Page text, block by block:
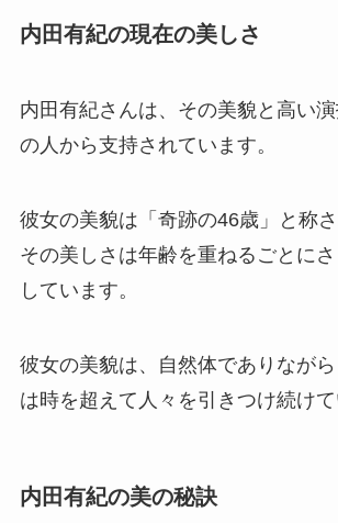
内田有紀の現在の美しさ
内田有紀さんは、その美貌と高い演
の人から支持されています。
彼女の美貌は「奇跡の46歳」と称さ
その美しさは年齢を重ねるごとに
しています。
彼女の美貌は、自然体でありなが
は時を超えて人々を引きつけ続けて
内田有紀の美の秘訣